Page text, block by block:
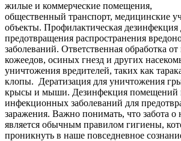
жилые и коммерческие помещения,
общественный транспорт, медицинские
объекты. Профилактическая дезинфекция
предотвращения распространения
заболеваний. Ответственная обработка
кожеедов, осиных гнезд и других
уничтожения вредителей, таких как
клопы. Дератизация для уничтожения
крысы и мыши. Дезинфекция помещений
инфекционных заболеваний для
заражения. Важно понимать, что забота о
является обычным правилом гигиены,
проникнуть в наше повседневное